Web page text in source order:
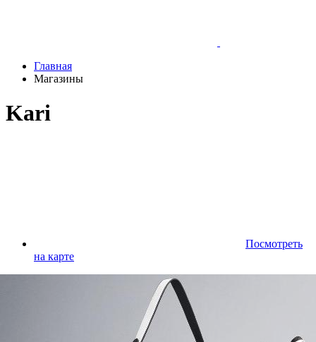
Главная
Магазины
Kari
Посмотреть
на карте